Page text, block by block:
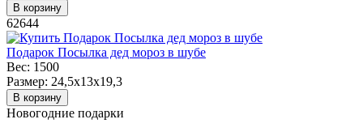
В корзину
62644
Подарок Посылка дед мороз в шубе
Вес: 1500
Размер: 24,5x13x19,3
В корзину
Новогодние подарки